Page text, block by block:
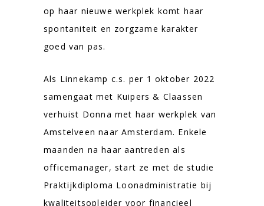
op haar nieuwe werkplek komt haar
spontaniteit en zorgzame karakter
goed van pas.
Als Linnekamp c.s. per 1 oktober 2022
samengaat met Kuipers & Claassen
verhuist Donna met haar werkplek van
Amstelveen naar Amsterdam. Enkele
maanden na haar aantreden als
officemanager, start ze met de studie
Praktijkdiploma Loonadministratie bij
kwaliteitsopleider voor financieel